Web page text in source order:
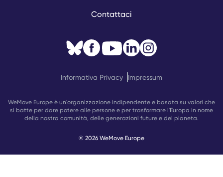
Contattaci
WeMove Europe è un'organizzazione indipendente e basata su valori che
si batte per dare potere alle persone e per trasformare l'Europa in nome
della nostra comunità, delle generazioni future e del pianeta.
© 2026 WeMove Europe
Informativa Privacy Impressum